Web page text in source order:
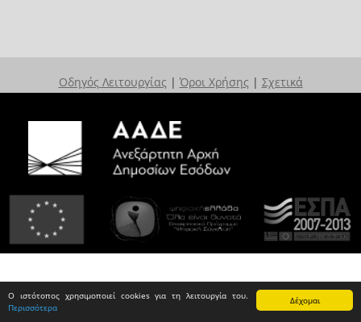
Δέχομαι
Ο ιστότοπος χρησιμοποιεί cookies για τη λειτουργία του.
Περισσότερα
Οδηγός Λειτουργίας | Όροι Χρήσης | Σχετικά